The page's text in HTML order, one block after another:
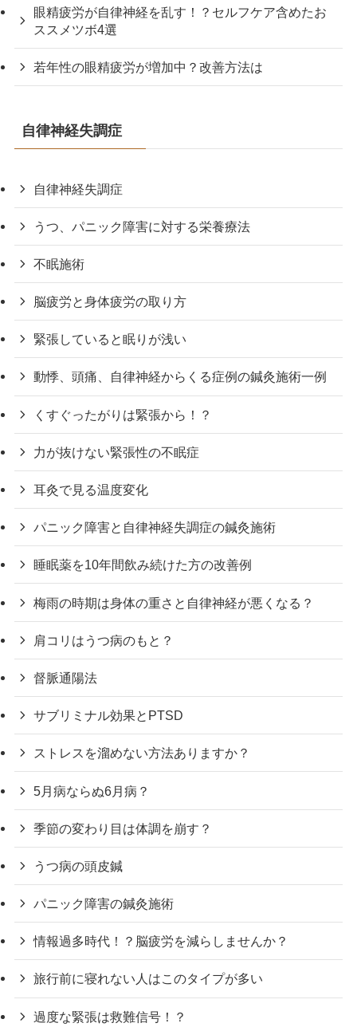
眼精疲労が自律神経を乱す！？セルフケア含めたお
ススメツボ4選
若年性の眼精疲労が増加中？改善方法は
自律神経失調症
自律神経失調症
うつ、パニック障害に対する栄養療法
不眠施術
脳疲労と身体疲労の取り方
緊張していると眠りが浅い
動悸、頭痛、自律神経からくる症例の鍼灸施術一例
くすぐったがりは緊張から！？
力が抜けない緊張性の不眠症
耳灸で見る温度変化
パニック障害と自律神経失調症の鍼灸施術
睡眠薬を10年間飲み続けた方の改善例
梅雨の時期は身体の重さと自律神経が悪くなる？
肩コリはうつ病のもと？
督脈通陽法
サブリミナル効果とPTSD
ストレスを溜めない方法ありますか？
5月病ならぬ6月病？
季節の変わり目は体調を崩す？
うつ病の頭皮鍼
パニック障害の鍼灸施術
情報過多時代！？脳疲労を減らしませんか？
旅行前に寝れない人はこのタイプが多い
過度な緊張は救難信号！？